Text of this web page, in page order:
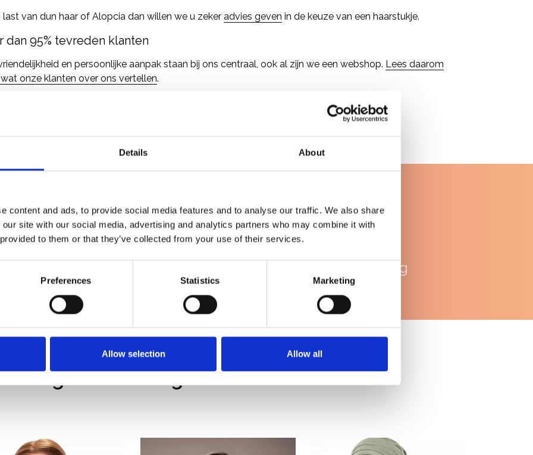
Details About
content and ads, to provide social media features and to analyse our traffic. We also share
site with our social media, advertising and analytics partners who may combine it with
to them or that they’ve collected from your use of their services.
Preferences Statistics Marketing
Allow selection Allow all
last van dun haar of Alopcia dan willen we u zeker advies geven in de keuze van een haarstukje.
dan 95% tevreden klanten
en persoonlijke aanpak staan bij ons centraal, ook al zijn we een webshop. Lees daarom
onze klanten over ons vertellen.
ondersteuning
Uitgelichte categorieën